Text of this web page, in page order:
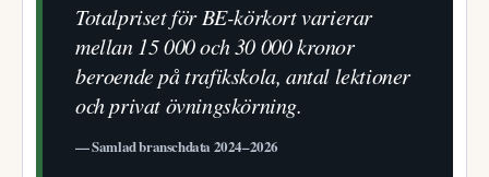
Totalpriset för BE-körkort varierar
mellan 15 000 och 30 000 kronor
beroende på trafikskola, antal lektioner
och privat övningskörning.
— Samlad branschdata 2024–2026